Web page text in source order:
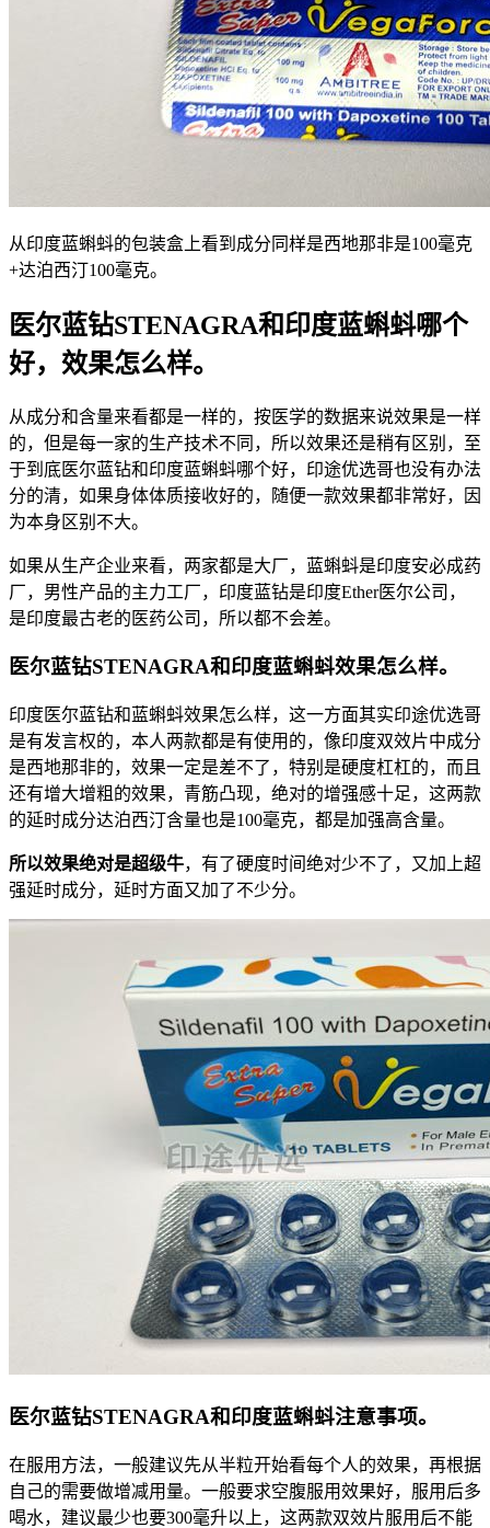
从印度蓝蝌蚪的包装盒上看到成分同样是西地那非是100毫克
+达泊西汀100毫克。
医尔蓝钻STENAGRA和印度蓝蝌蚪哪个
好，效果怎么样。
从成分和含量来看都是一样的，按医学的数据来说效果是一样
的，但是每一家的生产技术不同，所以效果还是稍有区别，至
于到底医尔蓝钻和印度蓝蝌蚪哪个好，印途优选哥也没有办法
分的清，如果身体体质接收好的，随便一款效果都非常好，因
为本身区别不大。
如果从生产企业来看，两家都是大厂，蓝蝌蚪是印度安必成药
厂，男性产品的主力工厂，印度蓝钻是印度Ether医尔公司，
是印度最古老的医药公司，所以都不会差。
医尔蓝钻STENAGRA和印度蓝蝌蚪效果怎么样。
印度医尔蓝钻和蓝蝌蚪效果怎么样，这一方面其实印途优选哥
是有发言权的，本人两款都是有使用的，像印度双效片中成分
是西地那非的，效果一定是差不了，特别是硬度杠杠的，而且
还有增大增粗的效果，青筋凸现，绝对的增强感十足，这两款
的延时成分达泊西汀含量也是100毫克，都是加强高含量。
所以效果绝对是超级牛，有了硬度时间绝对少不了，又加上超
强延时成分，延时方面又加了不少分。
医尔蓝钻STENAGRA和印度蓝蝌蚪注意事项。
在服用方法，一般建议先从半粒开始看每个人的效果，再根据
自己的需要做增减用量。一般要求空腹服用效果好，服用后多
喝水，建议最少也要300毫升以上，这两款双效片服用后不能